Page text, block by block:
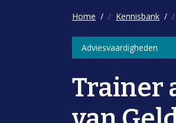
Home Kennisbank
Adviesvaardigheden
Trainer